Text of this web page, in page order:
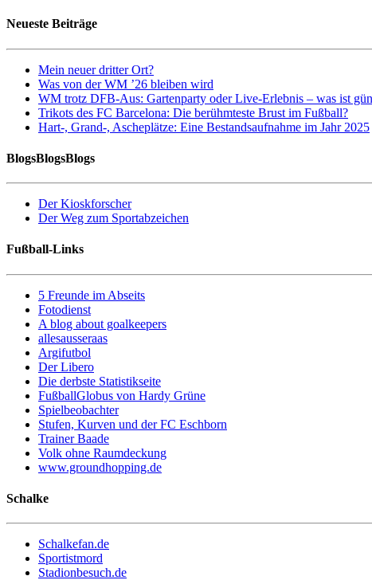
Neueste Beiträge
Mein neuer dritter Ort?
Was von der WM ’26 bleiben wird
WM trotz DFB-Aus: Gartenparty oder Live-Erlebnis – was ist
Trikots des FC Barcelona: Die berühmteste Brust im Fußball?
Hart-, Grand-, Ascheplätze: Eine Bestandsaufnahme im Jahr 2025
BlogsBlogsBlogs
Der Kioskforscher
Der Weg zum Sportabzeichen
Fußball-Links
5 Freunde im Abseits
Fotodienst
A blog about goalkeepers
allesausseraas
Argifutbol
Der Libero
Die derbste Statistikseite
FußballGlobus von Hardy Grüne
Spielbeobachter
Stufen, Kurven und der FC Eschborn
Trainer Baade
Volk ohne Raumdeckung
www.groundhopping.de
Schalke
Schalkefan.de
Sportistmord
Stadionbesuch.de